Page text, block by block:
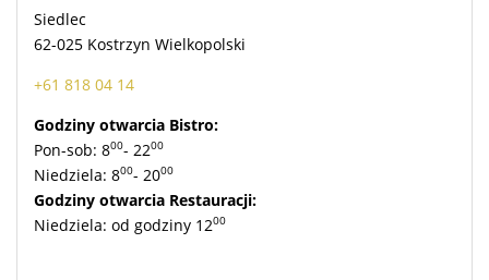
DK92
w kierunku
Wrześni
MENU RESTAURACJI
MENU BISTRO
w kierunku
MENU BISTRO
Siedlec
62-025 Kostrzyn Wielkopolski
+61 818 04 14
Godziny otwarcia Bistro:
Pon-sob: 800- 2200
Niedziela: 800- 2000
Godziny otwarcia Restauracji:
Niedziela: od godziny 1200